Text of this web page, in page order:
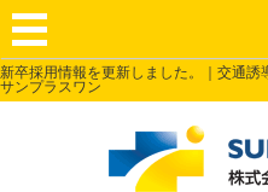
新卒採用情報を更新しました。｜交通
サンプラスワン